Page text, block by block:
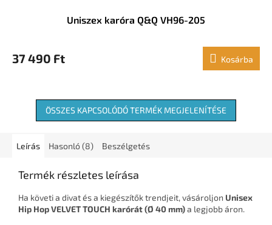
Uniszex karóra Q&Q VH96-205
37 490 Ft Kosárba
ÖSSZES KAPCSOLÓDÓ TERMÉK MEGJELENÍTÉSE
Leírás Hasonló (8) Beszélgetés
Termék részletes leírása
Ha követi a divat és a kiegészítők trendjeit, vásároljon Unisex
Hip Hop VELVET TOUCH karórát (Ø 40 mm)a legjobb áron.